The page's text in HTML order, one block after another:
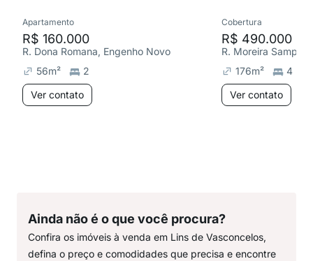
Apartamento
R$ 160.000
R. Dona Romana, Engenho Novo
56m²
2
Ver contato
Cobertura
R$ 490.000
R. Moreira
176m²
4
Ver contato
Ainda não é o que você procura?
Confira os imóveis à venda em Lins de Vasconcelos,
defina o preço e comodidades que precisa e encontre